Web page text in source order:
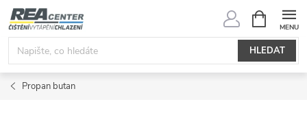
Přejít
na
obsah
HLEDAT
NÁKUPNÍ
KOŠÍK
Propan butan